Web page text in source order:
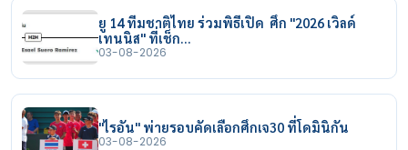
ยู 14 ทีมชาติไทย ร่วมพิธีเปิด ศึก "2026 เวิลด์
เทนนิส" ที่เช็ก…
03-08-2026
"ไรอัน" พ่ายรอบคัดเลือกศึกเจ30 ที่โดมินิกัน
03-08-2026